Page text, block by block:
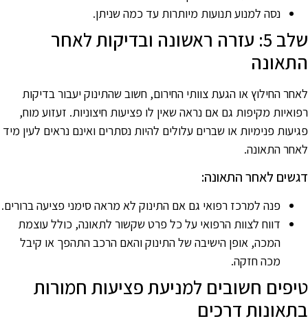
נסה למנוע תנועות מיותרות עד כמה שניתן.
שלב 5: עזרה ראשונה ובדיקות לאחר
החילוץ או הגעת צוותי החירום, חשוב שהתינוק יעבור בדיקות
מקיפות גם אם נראה שאין לו פציעות חיצוניות. זעזוע מוח,
פנימיות או שברים עלולים להיות נסתרים ואינם נראים לעין מיד
התאונה.
לאחר התאונה:
פנה למרכז רפואי גם אם התינוק לא מראה סימני פציעה ברורים.
דווח לצוות הרפואי על כל פרט שקשור לתאונה, כולל עוצמת
המכה, אופן הישיבה של התינוק והאם הרכב התהפך או קיבל
מכה חזקה.
חשובים למניעת פציעות חמורות
דרכים